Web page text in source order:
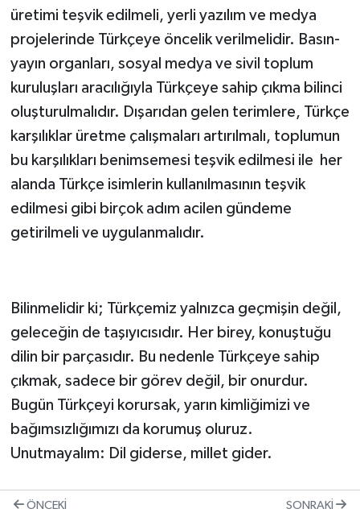
üretimi teşvik edilmeli, yerli yazılım ve medya
projelerinde Türkçeye öncelik verilmelidir. Basın-
yayın organları, sosyal medya ve sivil toplum
kuruluşları aracılığıyla Türkçeye sahip çıkma bilinci
oluşturulmalıdır. Dışarıdan gelen terimlere, Türkçe
karşılıklar üretme çalışmaları artırılmalı, toplumun
bu karşılıkları benimsemesi teşvik edilmesi ile her
alanda Türkçe isimlerin kullanılmasının teşvik
edilmesi gibi birçok adım acilen gündeme
getirilmeli ve uygulanmalıdır.
Bilinmelidir ki; Türkçemiz yalnızca geçmişin değil,
geleceğin de taşıyıcısıdır. Her birey, konuştuğu
dilin bir parçasıdır. Bu nedenle Türkçeye sahip
çıkmak, sadece bir görev değil, bir onurdur.
Bugün Türkçeyi korursak, yarın kimliğimizi ve
bağımsızlığımızı da korumuş oluruz.
Unutmayalım: Dil giderse, millet gider.
ÖNCEKI SONRAKI